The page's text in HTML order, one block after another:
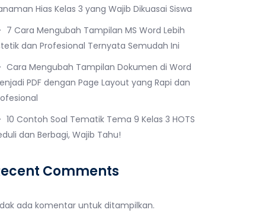
Hias Kelas 3 yang Wajib Dikuasai Siswa
7 Cara Mengubah Tampilan MS Word Lebih
dan Profesional Ternyata Semudah Ini
Cara Mengubah Tampilan Dokumen di Word
PDF dengan Page Layout yang Rapi dan
10 Contoh Soal Tematik Tema 9 Kelas 3 HOTS
dan Berbagi, Wajib Tahu!
Comments
ada komentar untuk ditampilkan.